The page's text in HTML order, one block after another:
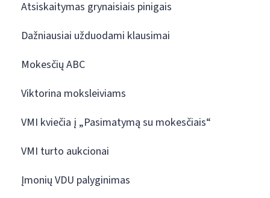
Atsiskaitymas grynaisiais pinigais
Dažniausiai užduodami klausimai
Mokesčių ABC
Viktorina moksleiviams
VMI kviečia į „Pasimatymą su mokesčiais“
VMI turto aukcionai
Įmonių VDU palyginimas